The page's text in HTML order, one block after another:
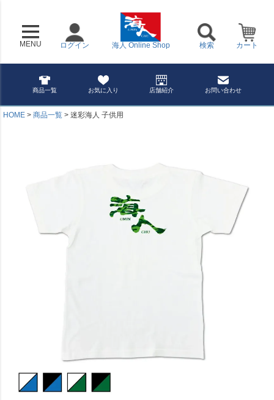
MENU 海人 Online Shop
ログイン 検索 カート
商品一覧 お気に入り 店舗紹介 お問い合わせ
HOME 商品一覧 迷彩海人 子供用